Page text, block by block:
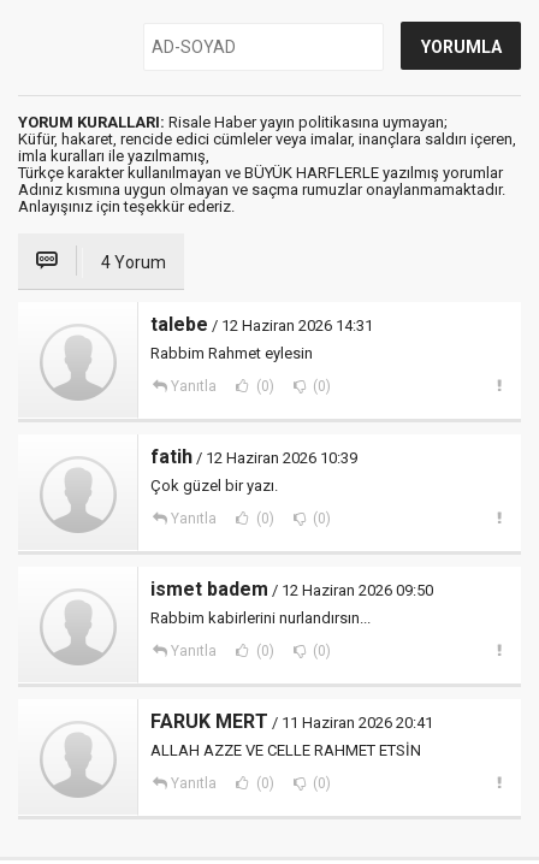
YORUM KURALLARI: Risale Haber yayın politikasına uymayan;
Küfür, hakaret, rencide edici cümleler veya imalar, inançlara saldırı içeren,
imla kuralları ile yazılmamış,
Türkçe karakter kullanılmayan ve BÜYÜK HARFLERLE yazılmış yorumlar
Adınız kısmına uygun olmayan ve saçma rumuzlar onaylanmamaktadır.
Anlayışınız için teşekkür ederiz.
4 Yorum
talebe / 12 Haziran 2026 14:31
Rabbim Rahmet eylesin
Yanıtla (0) (0)
fatih / 12 Haziran 2026 10:39
Çok güzel bir yazı.
Yanıtla (0) (0)
ismet badem / 12 Haziran 2026 09:50
Rabbim kabirlerini nurlandırsın...
Yanıtla (0) (0)
FARUK MERT / 11 Haziran 2026 20:41
ALLAH AZZE VE CELLE RAHMET ETSİN
Yanıtla (0) (0)